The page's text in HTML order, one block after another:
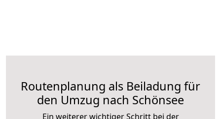
Routenplanung als Beiladung für
den Umzug nach Schönsee
Ein weiterer wichtiger Schritt bei der